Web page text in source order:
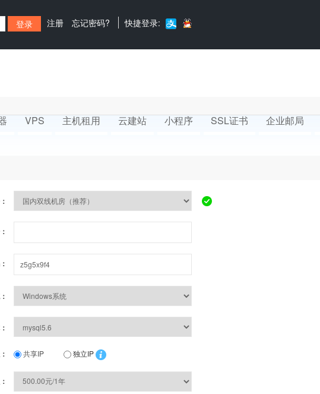
注册 忘记密码? 快捷登录:
VPS 主机租用 云建站 小程序 SSL证书 企业邮局
共享IP 独立IP